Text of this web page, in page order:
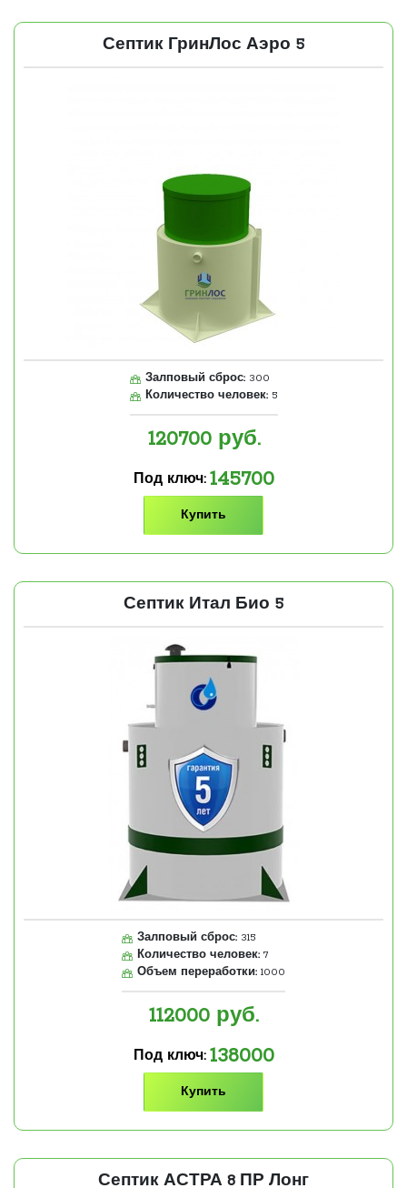
Септик ГринЛос Аэро 5
Залповый сброс: 300
Количество человек: 5
120700руб.
Под ключ: 145700
Купить
Септик Итал Био 5
Залповый сброс: 315
Количество человек: 7
Объем переработки: 1000
112000 руб.
Под ключ: 138000
Купить
Септик АСТРА 8 ПР Лонг